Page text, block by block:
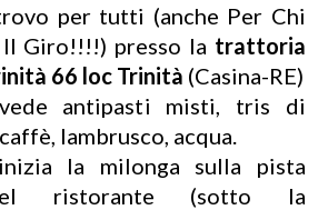
per tutti (anche Per Chi
Giro!!!!) presso la trattoria
66 loc Trinità (Casina-RE)
antipasti misti, tris di
lambrusco, acqua.
la milonga sulla pista
ristorante (sotto la